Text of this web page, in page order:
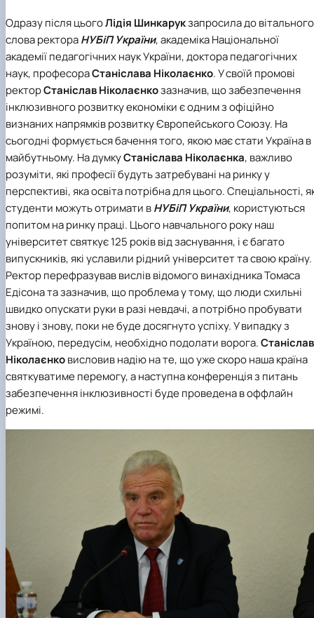
Одразу після цьогоЛідія Шинкарукзапросила до вітального
слова ректораНУБіП України, академіка Національної
академії педагогічних наук України, доктора педагогічних
наук, професораСтаніслава Ніколаєнко. У своїй промові
ректорСтаніслав Ніколаєнкозазначив, що забезпечення
інклюзивного розвитку економіки є одним з офіційно
визнаних напрямків розвитку Європейського Союзу. На
сьогодні формується бачення того, якою має стати Україна в
майбутньому. На думкуСтаніслава Ніколаєнка, важливо
розуміти, які професії будуть затребувані на ринку у
перспективі, яка освіта потрібна для цього. Спеціальності,
студенти можуть отримати вНУБіП України, користуються
попитом на ринку праці. Цього навчального року наш
університет святкує 125 років від заснування, і є багато
випускників, які уславили рідний університет та свою країну.
Ректор перефразував вислів відомого винахідника Томаса
Едісона та зазначив, що проблема у тому, що люди схильні
швидко опускати руки в разі невдачі, а потрібно пробувати
знову і знову, поки не буде досягнуто успіху. У випадку з
Україною, передусім, необхідно подолати ворога.Станіслав
Ніколаєнковисловив надію на те, що уже скоро наша країна
святкуватиме перемогу, а наступна конференція з питань
забезпечення інклюзивності буде проведена в оффлайн
режимі.